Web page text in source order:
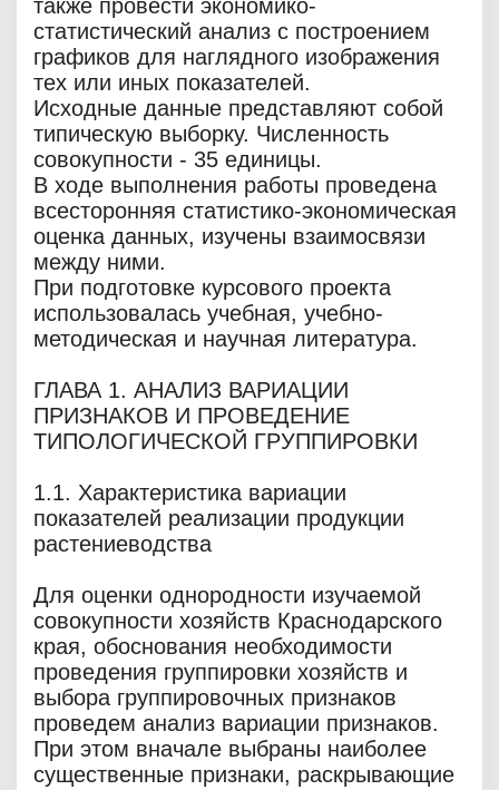
также провести экономико-
статистический анализ с построением
графиков для наглядного изображения
тех или иных показателей.
Исходные данные представляют собой
типическую выборку. Численность
совокупности - 35 единицы.
В ходе выполнения работы проведена
всесторонняя статистико-экономическая
оценка данных, изучены взаимосвязи
между ними.
При подготовке курсового проекта
использовалась учебная, учебно-
методическая и научная литература.
ГЛАВА 1. АНАЛИЗ ВАРИАЦИИ
ПРИЗНАКОВ И ПРОВЕДЕНИЕ
ТИПОЛОГИЧЕСКОЙ ГРУППИРОВКИ
1.1. Характеристика вариации
показателей реализации продукции
растениеводства
Для оценки однородности изучаемой
совокупности хозяйств Краснодарского
края, обоснования необходимости
проведения группировки хозяйств и
выбора группировочных признаков
проведем анализ вариации признаков.
При этом вначале выбраны наиболее
существенные признаки, раскрывающие